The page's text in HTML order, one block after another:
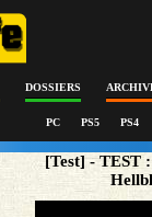
DOSSIERS
PC PS5 PS4
[Test] - TEST